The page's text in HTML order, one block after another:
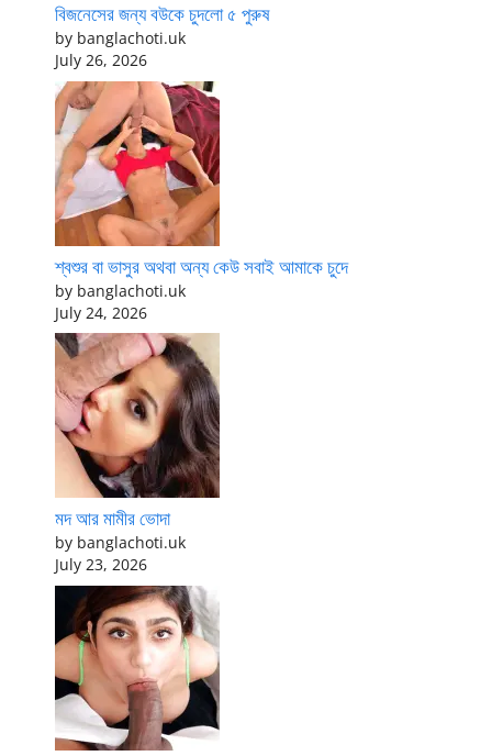
বিজনেসের জন্য বউকে চুদলো ৫ পুরুষ
by banglachoti.uk
July 26, 2026
শ্বশুর বা ভাসুর অথবা অন্য কেউ সবাই আমাকে চুদে
by banglachoti.uk
July 24, 2026
মদ আর মামীর ভোদা
by banglachoti.uk
July 23, 2026